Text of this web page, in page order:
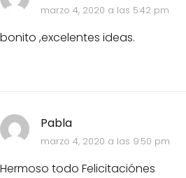
marzo 4, 2020 a las 5:42 pm
bonito ,excelentes ideas.
Pabla
marzo 4, 2020 a las 9:50 pm
Hermoso todo Felicitaciónes